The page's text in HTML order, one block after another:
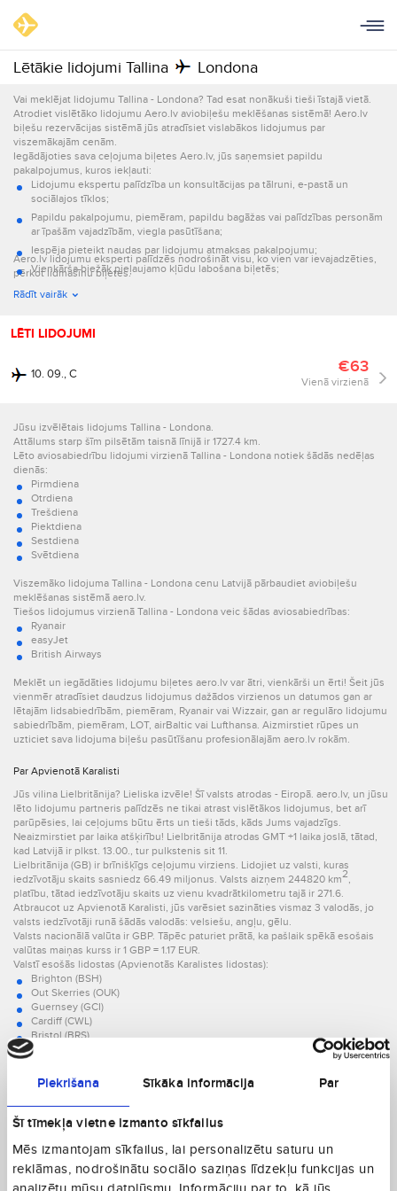
Piekrišana Sīkāka informācija Par
Šī tīmekļa vietne izmanto sīkfailus
Mēs izmantojam sīkfailus, lai personalizētu saturu un
reklāmas, nodrošinātu sociālo saziņas līdzekļu funkcijas un
Lētākie lidojumi Tallina Londona
Vai meklējat lidojumu Tallina - Londona? Tad esat nonākuši tieši īstajā vietā.
Atrodiet vislētāko lidojumu Aero.lv aviobiļešu meklēšanas sistēmā! Aero.lv
biļešu rezervācijas sistēmā jūs atradīsiet vislabākos lidojumus par
viszemākajām cenām.
Iegādājoties sava ceļojuma biļetes Aero.lv, jūs saņemsiet papildu
pakalpojumus, kuros iekļauti:
Lidojumu ekspertu palīdzība un konsultācijas pa tālruni, e-pastā un
sociālajos tīklos;
Papildu pakalpojumu, piemēram, papildu bagāžas vai palīdzības personām
ar īpašām vajadzībām, viegla pasūtīšana;
Iespēja pieteikt naudas par lidojumu atmaksas pakalpojumu;
Vienkārša biežāk pieļaujamo kļūdu labošana biļetēs;
Informācijas par lidojumu nosūtīšana e-pastā un ar īsziņām.
Aero.lv lidojumu eksperti palīdzēs nodrošināt visu, ko vien var ievajadzēties,
pērkot lidmašīnu biļetes.
Rādīt vairāk
LĒTI LIDOJUMI
10. 09., C €63
Vienā virzienā
Jūsu izvēlētais lidojums Tallina - Londona.
Attālums starp šīm pilsētām taisnā līnijā ir 1727.4 km.
Lēto aviosabiedrību lidojumi virzienā Tallina - Londona notiek šādās nedēļas
dienās:
Pirmdiena
Otrdiena
Trešdiena
Piektdiena
Sestdiena
Svētdiena
Viszemāko lidojuma Tallina - Londona cenu Latvijā pārbaudiet aviobiļešu
meklēšanas sistēmā aero.lv.
Tiešos lidojumus virzienā Tallina - Londona veic šādas aviosabiedrības:
Ryanair
easyJet
British Airways
Meklēt un iegādāties lidojumu biļetes aero.lv var ātri, vienkārši un ērti! Šeit jūs
vienmēr atradīsiet daudzus lidojumus dažādos virzienos un datumos gan ar
lētajām lidsabiedrībām, piemēram, Ryanair vai Wizzair, gan ar regulāro lidojumu
sabiedrībām, piemēram, LOT, airBaltic vai Lufthansa. Aizmirstiet rūpes un
uzticiet sava lidojuma biļešu pasūtīšanu profesionālajām aero.lv rokām.
Par Apvienotā Karalisti
Jūs vilina Lielbritānija? Lieliska izvēle! Šī valsts atrodas - Eiropā. aero.lv, un jūsu
lēto lidojumu partneris palīdzēs ne tikai atrast vislētākos lidojumus, bet arī
parūpēsies, lai ceļojums būtu ērts un tieši tāds, kāds Jums vajadzīgs.
Neaizmirstiet par laika atšķirību! Lielbritānija atrodas GMT +1 laika joslā, tātad,
kad Latvijā ir plkst. 13.00., tur pulkstenis sit 11.
Lielbritānija (GB) ir brīnišķīgs ceļojumu virziens. Lidojiet uz valsti, kuras
iedzīvotāju skaits sasniedz 66.49 miljonus. Valsts aizņem 244820 km2,
platību, tātad iedzīvotāju skaits uz vienu kvadrātkilometru tajā ir 271.6.
Atbraucot uz Apvienotā Karalisti, jūs varēsiet sazināties vismaz 3 valodās, jo
valsts iedzīvotāji runā šādās valodās: velsiešu, angļu, gēlu.
Valsts nacionālā valūta ir GBP. Tāpēc paturiet prātā, ka pašlaik spēkā esošais
valūtas maiņas kurss ir 1 GBP = 1.17 EUR.
Valstī esošās lidostas (Apvienotās Karalistes lidostas):
Brighton (BSH)
Out Skerries (OUK)
Guernsey (GCI)
Cardiff (CWL)
Bristol (BRS)
Barra (BRR)
Coventry (CVT)
Leeds (BRF)
Saint Angelo (ENK)
Saint Just (LEQ)
Islay (ILY)
Tees Valley (MME)
RAF Station (UHF)
Kopā 141.
Vai jūs jau zināt, uz kuru lidostu lidosiet? Ja vēlēsieties apmesties lidostas
tuvumā, raug, dažas lidostu tuvumā esošās viesnīcas:
Bristol: